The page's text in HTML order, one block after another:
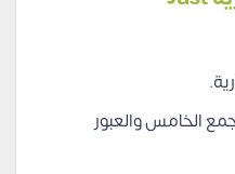
الخامس والعبور